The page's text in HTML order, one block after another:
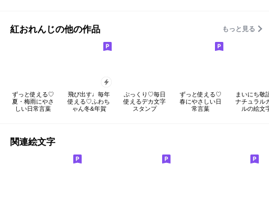
紅おれんじの他の作品 もっと見る
ずっと使える♡
夏・梅雨にやさ
しい日常言葉
飛び出す♩毎年
使える♡ふわち
ゃん冬&年賀
ぷっくり♡毎日
使えるデカ文字
スタンプ
ずっと使える♡
春にやさしい日
常言葉
まいにち敬
ナチュラル
ルの絵文
関連絵文字